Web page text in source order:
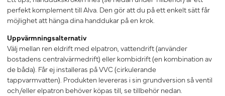
perfekt komplement till Alva. Den gör att du på ett enkelt sätt får
möjlighet att hänga dina handdukar på en krok.
Uppvärmningsalternativ
Välj mellan ren eldrift med elpatron, vattendrift (använder
bostadens centralvärmedrift) eller kombidrift (en kombination av
de båda). Får ej installeras på VVC (cirkulerande
tappvarmvatten). Produkten levereras i sin grundversion så ventil
och/eller elpatron behöver köpas till, se tillbehör nedan.